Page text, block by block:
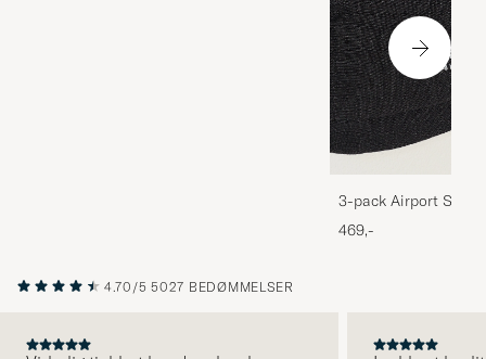
3-pack Airport
Melange
469,-
4.70/5 5027 BEDØMMELSER